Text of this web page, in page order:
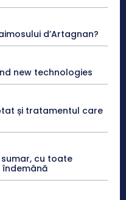
d’Artagnan?
new technologies
și tratamentul care
sumar, cu toate